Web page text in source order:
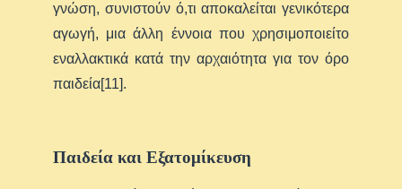
γνώση, συνιστούν ό,τι αποκαλείται γενικότερα
αγωγή, μια άλλη έννοια που χρησιμοποιείτο
εναλλακτικά κατά την αρχαιότητα για τον όρο
παιδεία[11].
Παιδεία και Εξατομίκευση